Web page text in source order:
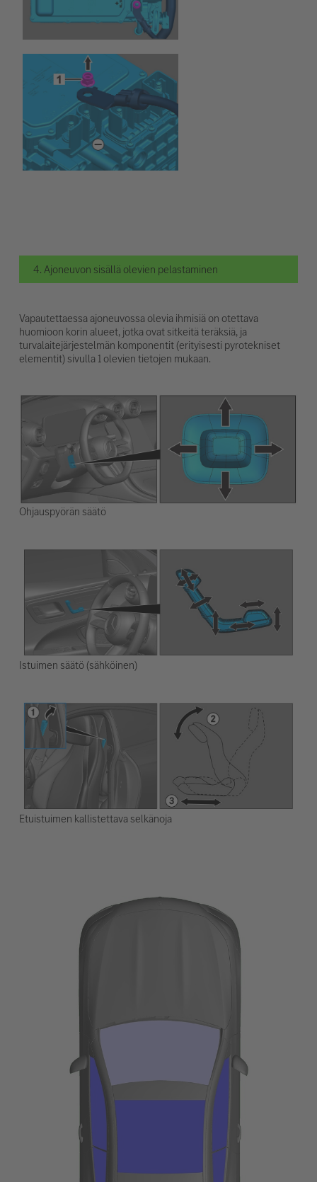
4. Ajoneuvon sisällä olevien pelastaminen
Vapautettaessa ajoneuvossa olevia ihmisiä on otettava
huomioon korin alueet, jotka ovat sitkeitä teräksiä, ja
turvalaitejärjestelmän komponentit (erityisesti pyrotekniset
elementit) sivulla 1 olevien tietojen mukaan.
Ohjauspyörän säätö
Istuimen säätö (sähköinen)
Etuistuimen kallistettava selkänoja